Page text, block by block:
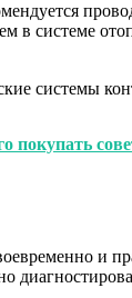
в системе
системы
покупать